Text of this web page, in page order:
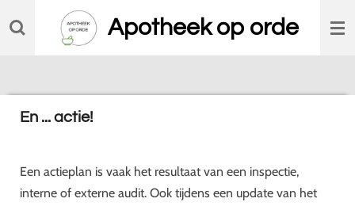
Ga
direct
Apotheek op orde
En ... actie!
Een actieplan is vaak het resultaat van een inspectie,
interne of externe audit. Ook tijdens een update van het